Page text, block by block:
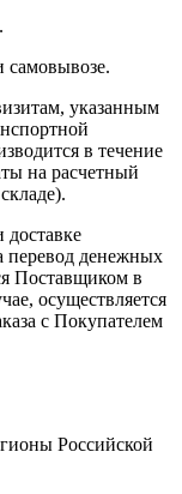
самовывозе.
указанным
в течение
на расчетный
перевод денежных
Поставщиком в
осуществляется
с Покупателем
Российской